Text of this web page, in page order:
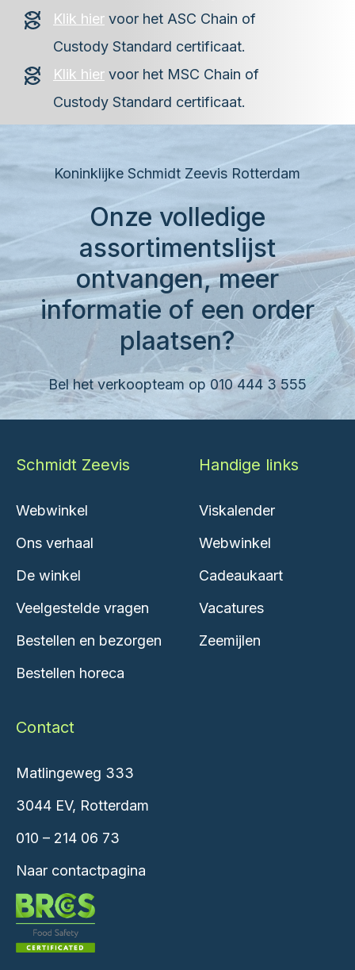
Klik hier voor het ASC Chain of
Custody Standard certificaat.
Klik hier voor het MSC Chain of
Custody Standard certificaat.
Koninklijke Schmidt Zeevis Rotterdam
Onze volledige
assortimentslijst
ontvangen, meer
informatie of een order
plaatsen?
Bel het verkoopteam op 010 444 3 555
Schmidt Zeevis
Webwinkel
Ons verhaal
De winkel
Veelgestelde vragen
Bestellen en bezorgen
Bestellen horeca
Handige links
Viskalender
Webwinkel
Cadeaukaart
Vacatures
Zeemijlen
Contact
Matlingeweg 333
3044 EV, Rotterdam
010 – 214 06 73
Naar contactpagina